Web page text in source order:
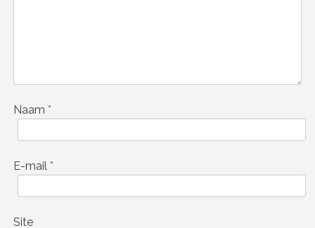
Naam *
E-mail *
Site